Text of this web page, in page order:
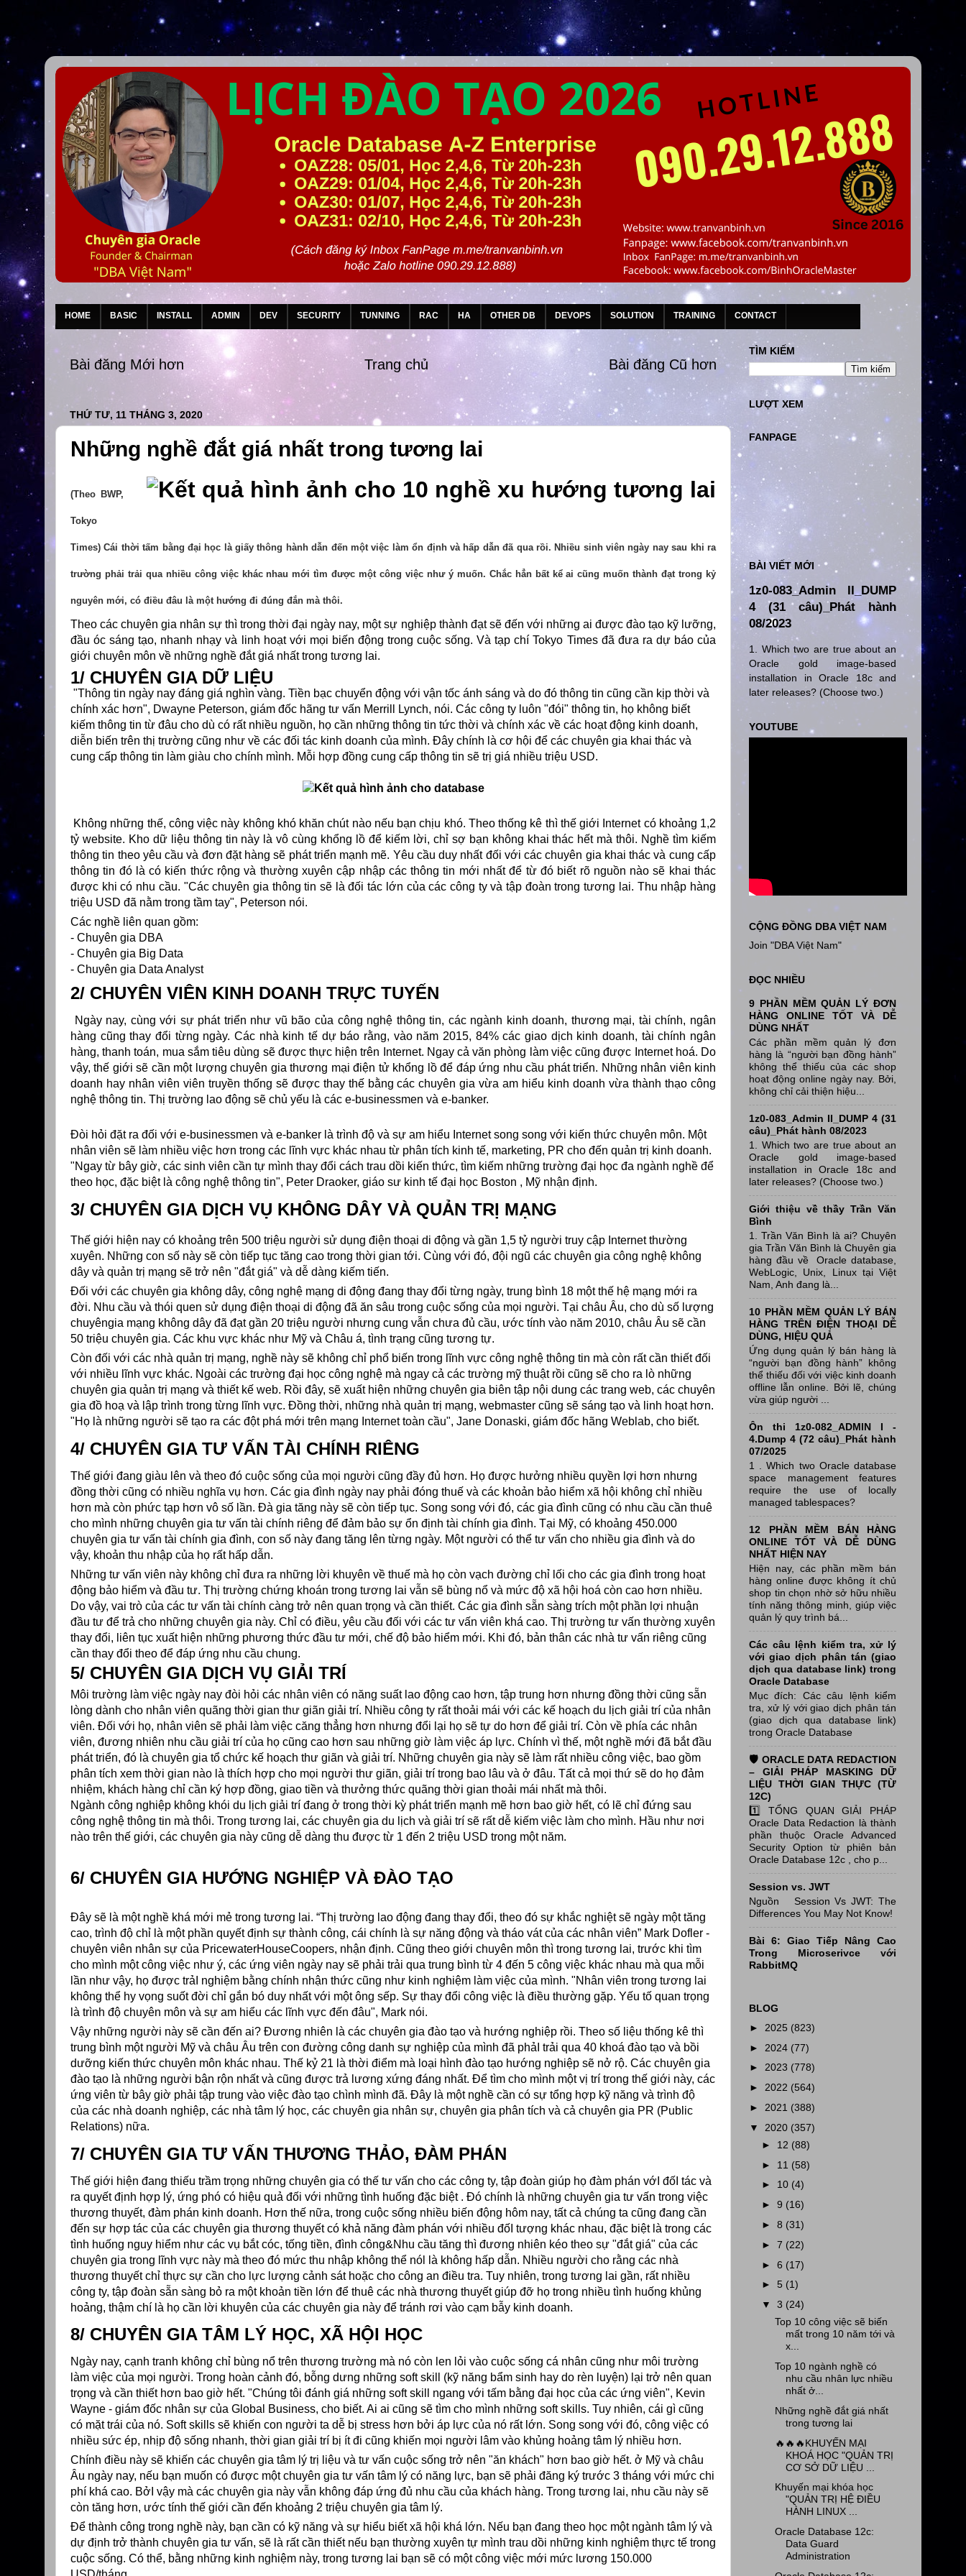
HOME BASIC INSTALL ADMIN DEV SECURITY TUNNING RAC HA OTHER DB DEVOPS SOLUTION TRAINING CONTACT
Bài đăng Mới hơn Bài đăng Cũ hơn
Trang chủ
THỨ TƯ, 11 THÁNG 3, 2020
Những nghề đắt giá nhất trong tương lai
(Theo BWP,
Tokyo
Times)Cái thời tấm bằng đại học là giấy thông hành dẫn đến một việc làm ổn định và hấp dẫn đã qua rồi. Nhiều sinh viên ngày nay sau khi ra
trường phải trải qua nhiều công việc khác nhau mới tìm được một công việc như ý muốn. Chắc hẳn bất kể ai cũng muốn thành đạt trong kỷ
nguyên mới, có điều đâu là một hướng đi đúng đắn mà thôi.
Theo các chuyên gia nhân sự thì trong thời đại ngày nay, một sự nghiệp thành đạt sẽ đến với những ai được đào tạo kỹ lưỡng,
đầu óc sáng tạo, nhanh nhạy và linh hoạt với mọi biến động trong cuộc sống. Và tạp chí Tokyo Times đã đưa ra dự báo của
giới chuyên môn về những nghề đắt giá nhất trong tương lai.
1/ CHUYÊN GIA DỮ LIỆU
"Thông tin ngày nay đáng giá nghìn vàng. Tiền bạc chuyển động với vận tốc ánh sáng và do đó thông tin cũng cần kịp thời và
chính xác hơn", Dwayne Peterson, giám đốc hãng tư vấn Merrill Lynch, nói. Các công ty luôn "đói" thông tin, họ không biết
kiếm thông tin từ đâu cho dù có rất nhiều nguồn, họ cần những thông tin tức thời và chính xác về các hoạt động kinh doanh,
diễn biến trên thị trường cũng như về các đối tác kinh doanh của mình. Đây chính là cơ hội để các chuyên gia khai thác và
cung cấp thông tin làm giàu cho chính mình. Mỗi hợp đồng cung cấp thông tin sẽ trị giá nhiều triệu USD.
Không những thế, công việc này không khó khăn chút nào nếu bạn chịu khó. Theo thống kê thì thế giới Internet có khoảng 1,2
tỷ website. Kho dữ liệu thông tin này là vô cùng khổng lồ để kiếm lời, chỉ sợ bạn không khai thác hết mà thôi. Nghề tìm kiếm
thông tin theo yêu cầu và đơn đặt hàng sẽ phát triển mạnh mẽ. Yêu cầu duy nhất đối với các chuyên gia khai thác và cung cấp
thông tin đó là có kiến thức rộng và thường xuyên cập nhập các thông tin mới nhất để từ đó biết rõ nguồn nào sẽ khai thác
được khi có nhu cầu. "Các chuyên gia thông tin sẽ là đối tác lớn của các công ty và tập đoàn trong tương lai. Thu nhập hàng
triệu USD đã nằm trong tầm tay", Peterson nói.
Các nghề liên quan gồm:
- Chuyên gia DBA
- Chuyên gia Big Data
- Chuyên gia Data Analyst
2/ CHUYÊN VIÊN KINH DOANH TRỰC TUYẾN
Ngày nay, cùng với sự phát triển như vũ bão của công nghệ thông tin, các ngành kinh doanh, thương mại, tài chính, ngân
hàng cũng thay đổi từng ngày. Các nhà kinh tế dự báo rằng, vào năm 2015, 84% các giao dịch kinh doanh, tài chính ngân
hàng, thanh toán, mua sắm tiêu dùng sẽ được thực hiện trên Internet. Ngay cả văn phòng làm việc cũng được Internet hoá. Do
vậy, thế giới sẽ cần một lượng chuyên gia thương mại điện tử khổng lồ để đáp ứng nhu cầu phát triển. Những nhân viên kinh
doanh hay nhân viên viên truyền thống sẽ được thay thế bằng các chuyên gia vừa am hiểu kinh doanh vừa thành thạo công
nghệ thông tin. Thị trường lao động sẽ chủ yếu là các e-businessmen và e-banker.
Đòi hỏi đặt ra đối với e-businessmen và e-banker là trình độ và sự am hiểu Internet song song với kiến thức chuyên môn. Một
nhân viên sẽ làm nhiều việc hơn trong các lĩnh vực khác nhau từ phân tích kinh tế, marketing, PR cho đến quản trị kinh doanh.
"Ngay từ bây giờ, các sinh viên cần tự mình thay đổi cách trau dồi kiến thức, tìm kiếm những trường đại học đa ngành nghề để
theo học, đặc biệt là công nghệ thông tin", Peter Draoker, giáo sư kinh tế đại học Boston , Mỹ nhận định.
3/ CHUYÊN GIA DỊCH VỤ KHÔNG DÂY VÀ QUẢN TRỊ MẠNG
Thế giới hiện nay có khoảng trên 500 triệu người sử dụng điện thoại di động và gần 1,5 tỷ người truy cập Internet thường
xuyên. Những con số này sẽ còn tiếp tục tăng cao trong thời gian tới. Cùng với đó, đội ngũ các chuyên gia công nghệ không
dây và quản trị mạng sẽ trở nên "đắt giá" và dễ dàng kiếm tiến.
Đối với các chuyên gia không dây, công nghệ mạng di động đang thay đổi từng ngày, trung bình 18 một thế hệ mạng mới ra
đời. Nhu cầu và thói quen sử dụng điện thoại di động đã ăn sâu trong cuộc sống của mọi người. Tại châu Âu, cho dù số lượng
chuyêngia mạng không dây đã đạt gần 20 triệu người nhưng cung vẫn chưa đủ cầu, ước tính vào năm 2010, châu Âu sẽ cần
50 triệu chuyên gia. Các khu vực khác như Mỹ và Châu á, tình trạng cũng tương tự.
Còn đối với các nhà quản trị mạng, nghề này sẽ không chỉ phổ biến trong lĩnh vực công nghệ thông tin mà còn rất cần thiết đối
với nhiều lĩnh vực khác. Ngoài các trường đại học công nghệ mà ngay cả các trường mỹ thuật rồi cũng sẽ cho ra lò những
chuyên gia quản trị mạng và thiết kế web. Rồi đây, sẽ xuất hiện những chuyên gia biên tập nội dung các trang web, các chuyên
gia đồ hoạ và lập trình trong từng lĩnh vực. Đồng thời, những nhà quản trị mạng, webmaster cũng sẽ sáng tạo và linh hoạt hơn.
"Họ là những người sẽ tạo ra các đột phá mới trên mạng Internet toàn cầu", Jane Donaski, giám đốc hãng Weblab, cho biết.
4/ CHUYÊN GIA TƯ VẤN TÀI CHÍNH RIÊNG
Thế giới đang giàu lên và theo đó cuộc sống của mọi người cũng đầy đủ hơn. Họ được hưởng nhiều quyền lợi hơn nhưng
đồng thời cũng có nhiều nghĩa vụ hơn. Các gia đình ngày nay phải đóng thuế và các khoản bảo hiểm xã hội không chỉ nhiều
hơn mà còn phức tạp hơn vô số lần. Đà gia tăng này sẽ còn tiếp tục. Song song với đó, các gia đình cũng có nhu cầu cần thuê
cho mình những chuyên gia tư vấn tài chính riêng để đảm bảo sự ổn định tài chính gia đình. Tại Mỹ, có khoảng 450.000
chuyên gia tư vấn tài chính gia đình, con số này đang tăng lên từng ngày. Một người có thể tư vấn cho nhiều gia đình và do
vậy, khoản thu nhập của họ rất hấp dẫn.
Những tư vấn viên này không chỉ đưa ra những lời khuyên về thuế mà họ còn vạch đường chỉ lối cho các gia đình trong hoạt
động bảo hiểm và đầu tư. Thị trường chứng khoán trong tương lai vẫn sẽ bùng nổ và mức độ xã hội hoá còn cao hơn nhiều.
Do vậy, vai trò của các tư vấn tài chính càng trở nên quan trọng và cần thiết. Các gia đình sẵn sàng trích một phần lợi nhuận
đầu tư để trả cho những chuyên gia này. Chỉ có điều, yêu cầu đối với các tư vấn viên khá cao. Thị trường tư vấn thường xuyên
thay đổi, liên tục xuất hiện những phương thức đầu tư mới, chế độ bảo hiểm mới. Khi đó, bản thân các nhà tư vấn riêng cũng
cần thay đổi theo để đáp ứng nhu cầu chung.
5/ CHUYÊN GIA DỊCH VỤ GIẢI TRÍ
Môi trường làm việc ngày nay đòi hỏi các nhân viên có năng suất lao động cao hơn, tập trung hơn nhưng đồng thời cũng sẵn
lòng dành cho nhân viên quãng thời gian thư giãn giải trí. Nhiều công ty rất thoải mái với các kế hoạch du lịch giải trí của nhân
viên. Đối với họ, nhân viên sẽ phải làm việc căng thẳng hơn nhưng đổi lại họ sẽ tự do hơn để giải trí. Còn về phía các nhân
viên, đương nhiên nhu cầu giải trí của họ cũng cao hơn sau những giờ làm việc áp lực. Chính vì thế, một nghề mới đã bắt đầu
phát triển, đó là chuyên gia tổ chức kế hoạch thư giãn và giải trí. Những chuyên gia này sẽ làm rất nhiều công việc, bao gồm
phân tích xem thời gian nào là thích hợp cho mọi người thư giãn, giải trí trong bao lâu và ở đâu. Tất cả mọi thứ sẽ do họ đảm
nhiệm, khách hàng chỉ cần ký hợp đồng, giao tiền và thưởng thức quãng thời gian thoải mái nhất mà thôi.
Ngành công nghiệp không khói du lịch giải trí đang ở trong thời kỳ phát triển mạnh mẽ hơn bao giờ hết, có lẽ chỉ đứng sau
công nghệ thông tin mà thôi. Trong tương lai, các chuyên gia du lịch và giải trí sẽ rất dễ kiếm việc làm cho mình. Hầu như nơi
nào trên thế giới, các chuyên gia này cũng dễ dàng thu được từ 1 đến 2 triệu USD trong một năm.
6/ CHUYÊN GIA HƯỚNG NGHIỆP VÀ ĐÀO TẠO
Đây sẽ là một nghề khá mới mẻ trong tương lai. “Thị trường lao động đang thay đổi, theo đó sự khắc nghiệt sẽ ngày một tăng
cao, trình độ chỉ là một phần quyết định sự thành công, cái chính là sự năng động và tháo vát của các nhân viên” Mark Dofler -
chuyên viên nhân sự của PricewaterHouseCoopers, nhận định. Cũng theo giới chuyên môn thì trong tương lai, trước khi tìm
cho mình một công việc như ý, các ứng viên ngày nay sẽ phải trải qua trung bình từ 4 đến 5 công việc khác nhau mà qua mỗi
lần như vậy, họ được trảI nghiệm bằng chính nhận thức cũng như kinh nghiệm làm việc của mình. "Nhân viên trong tương lai
không thể hy vọng suốt đời chỉ gắn bó duy nhất với một ông sếp. Sự thay đổi công việc là điều thường gặp. Yếu tố quan trọng
là trình độ chuyên môn và sự am hiểu các lĩnh vực đến đâu", Mark nói.
Vậy những người này sẽ cần đến ai? Đương nhiên là các chuyên gia đào tạo và hướng nghiệp rồi. Theo số liệu thống kê thì
trung bình một người Mỹ và châu Âu trên con đường công danh sự nghiệp của mình đã phảI trải qua 40 khoá đào tạo và bồi
dưỡng kiến thức chuyên môn khác nhau. Thế kỷ 21 là thời điểm mà loại hình đào tạo hướng nghiệp sẽ nở rộ. Các chuyên gia
đào tạo là những người bận rộn nhất và cũng được trả lương xứng đáng nhất. Để tìm cho mình một vị trí trong thế giới này, các
ứng viên từ bây giờ phải tập trung vào việc đào tạo chình mình đã. Đây là một nghề cần có sự tổng hợp kỹ năng và trình độ
của các nhà doanh nghiệp, các nhà tâm lý học, các chuyên gia nhân sự, chuyên gia phân tích và cả chuyên gia PR (Public
Relations) nữa.
7/ CHUYÊN GIA TƯ VẤN THƯƠNG THẢO, ĐÀM PHÁN
Thế giới hiện đang thiếu trầm trọng những chuyên gia có thế tư vấn cho các công ty, tập đoàn giúp họ đàm phán vớI đốI tác và
ra quyết định hợp lý, ứng phó có hiệu quả đối với những tình huống đặc biệt . Đó chính là những chuyên gia tư vấn trong việc
thương thuyết, đàm phán kinh doanh. Hơn thế nữa, trong cuộc sống nhiều biến động hôm nay, tất cả chúng ta cũng đang cần
đến sự hợp tác của các chuyên gia thương thuyết có khả năng đàm phán với nhiều đốI tượng khác nhau, đặc biệt là trong các
tình huống nguy hiểm như các vụ bắt cóc, tống tiền, đình công&Nhu cầu tăng thì đương nhiên kéo theo sự "đắt giá" của các
chuyên gia trong lĩnh vực này mà theo đó mức thu nhập không thể nól là không hấp dẫn. Nhiều người cho rằng các nhà
thương thuyết chỉ thực sự cần cho lực lượng cảnh sát hoặc cho công an điều tra. Tuy nhiên, trong tương lai gần, rất nhiều
công ty, tập đoàn sẵn sàng bỏ ra một khoản tiền lớn để thuê các nhà thương thuyết giúp đỡ họ trong nhiều tình huống khủng
hoảng, thậm chí là họ cần lời khuyên của các chuyên gia này để tránh rơi vào cạm bẫy kinh doanh.
8/ CHUYÊN GIA TÂM LÝ HỌC, XÃ HỘI HỌC
Ngày nay, cạnh tranh không chỉ bùng nổ trên thương trường mà nó còn len lỏi vào cuộc sống cá nhân cũng như môi trường
làm việc của mọi người. Trong hoàn cảnh đó, bỗng dưng những soft skill (kỹ năng bẩm sinh hay do rèn luyện) lại trở nên quan
trọng và cần thiết hơn bao giờ hết. "Chúng tôi đánh giá những soft skill ngang với tấm bằng đại học của các ứng viên", Kevin
Wayne - giám đốc nhân sự của Global Business, cho biết. Ai ai cũng sẽ tìm cho mình những soft skills. Tuy nhiên, cái gì cũng
có mặt trái của nó. Soft skills sẽ khiến con người ta dễ bị stress hơn bởi áp lực của nó rất lớn. Song song với đó, công việc có
nhiều sức ép, nhịp độ sống nhanh, thời gian giải trí bị ít đi cũng khiến mọi người lâm vào khủng hoảng tâm lý nhiều hơn.
Chính điều này sẽ khiến các chuyên gia tâm lý trị liệu và tư vấn cuộc sống trở nên "ăn khách" hơn bao giờ hết. ở Mỹ và châu
Âu ngày nay, nếu bạn muốn có được một chuyên gia tư vấn tâm lý có năng lực, bạn sẽ phải đăng ký trước 3 tháng với mức chi
phí khá cao. BởI vậy mà các chuyên gia này vẫn không đáp ứng đủ nhu cầu của khách hàng. Trong tương lai, nhu cầu này sẽ
còn tăng hơn, ước tính thế giới cần đến khoảng 2 triệu chuyên gia tâm lý.
Để thành công trong nghề này, bạn cần có kỹ năng và sự hiểu biết xã hội khá lớn. Nếu bạn đang theo học một ngành tâm lý và
dự định trở thành chuyên gia tư vấn, sẽ là rất cần thiết nếu bạn thường xuyên tự mình trau dồi những kinh nghiệm thực tế trong
cuộc sống. Có thể, bằng những kinh nghiệm này, trong tương lai bạn sẽ có một công việc mới mức lương 150.000
TÌM KIẾM
LƯỢT XEM
FANPAGE
BÀI VIẾT MỚI
1z0-083_Admin II_DUMP
4 (31 câu)_Phát hành
08/2023
1. Which two are true about an
Oracle gold image-based
installation in Oracle 18c and
later releases? (Choose two.)
YOUTUBE
CỘNG ĐỒNG DBA VIỆT NAM
Join "DBA Việt Nam"
ĐỌC NHIỀU
9 PHẦN MỀM QUẢN LÝ ĐƠN
HÀNG ONLINE TỐT VÀ DỄ
DÙNG NHẤT
Các phần mềm quản lý đơn
hàng là “người bạn đồng hành”
không thể thiếu của các shop
hoạt động online ngày nay. Bởi,
không chỉ cải thiện hiệu...
1z0-083_Admin II_DUMP 4 (31
câu)_Phát hành 08/2023
1. Which two are true about an
Oracle gold image-based
installation in Oracle 18c and
later releases? (Choose two.)
Giới thiệu về thầy Trần Văn
Bình
1. Trần Văn Bình là ai? Chuyên
gia Trần Văn Bình là Chuyên gia
hàng đầu về Oracle database,
WebLogic, Unix, Linux tại Việt
Nam, Anh đang là...
10 PHẦN MỀM QUẢN LÝ BÁN
HÀNG TRÊN ĐIỆN THOẠI DỄ
DÙNG, HIỆU QUẢ
Ứng dụng quản lý bán hàng là
“người bạn đồng hành” không
thể thiếu đối với việc kinh doanh
offline lẫn online. Bởi lẽ, chúng
vừa giúp người ...
Ôn thi 1z0-082_ADMIN I -
4.Dump 4 (72 câu)_Phát hành
07/2025
1 . Which two Oracle database
space management features
require the use of locally
managed tablespaces?
12 PHẦN MỀM BÁN HÀNG
ONLINE TỐT VÀ DỄ DÙNG
NHẤT HIỆN NAY
Hiện nay, các phần mềm bán
hàng online được không ít chủ
shop tin chọn nhờ sở hữu nhiều
tính năng thông minh, giúp việc
quản lý quy trình bá...
Các câu lệnh kiểm tra, xử lý
với giao dịch phân tán (giao
dịch qua database link) trong
Oracle Database
Mục đích: Các câu lệnh kiểm
tra, xử lý với giao dịch phân tán
(giao dịch qua database link)
trong Oracle Database
🛡️ ORACLE DATA REDACTION
– GIẢI PHÁP MASKING DỮ
LIỆU THỜI GIAN THỰC (TỪ
12C)
1️⃣ TỔNG QUAN GIẢI PHÁP
Oracle Data Redaction là thành
phần thuộc Oracle Advanced
Security Option từ phiên bản
Oracle Database 12c , cho p...
Session vs. JWT
Nguồn Session Vs JWT: The
Differences You May Not Know!
Bài 6: Giao Tiếp Nâng Cao
Trong Microserivce với
RabbitMQ
BLOG
► 2025 (823)
► 2024 (77)
► 2023 (778)
► 2022 (564)
► 2021 (388)
▼ 2020 (357)
► 12 (88)
► 11 (58)
► 10 (4)
►9 (16)
►8 (31)
►7 (22)
►6 (17)
►5 (1)
▼3 (24)
Top 10 công việc sẽ biến
mất trong 10 năm tới và
x...
Top 10 ngành nghề có
nhu cầu nhân lực nhiều
nhất ở...
Những nghề đắt giá nhất
trong tương lai
🔥🔥🔥KHUYẾN MẠI
KHOÁ HỌC "QUẢN TRỊ
CƠ SỞ DỮ LIỆU ...
Khuyến mại khóa học
"QUẢN TRỊ HỆ ĐIỀU
HÀNH LINUX ...
Oracle Database 12c:
Data Guard
Administration